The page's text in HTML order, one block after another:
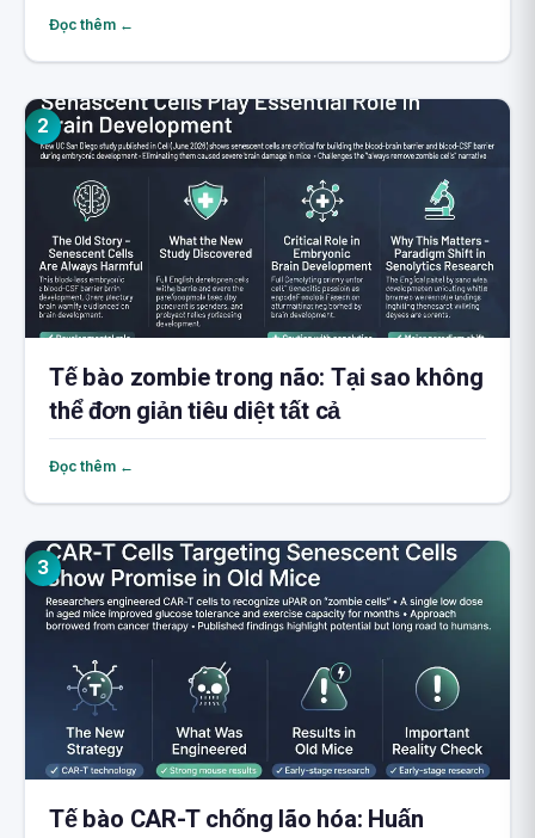
Đọc thêm ←
2
Tế bào zombie trong não: Tại sao không
thể đơn giản tiêu diệt tất cả
Đọc thêm ←
3
Tế bào CAR-T chống lão hóa: Huấn